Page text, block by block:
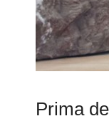
Prima